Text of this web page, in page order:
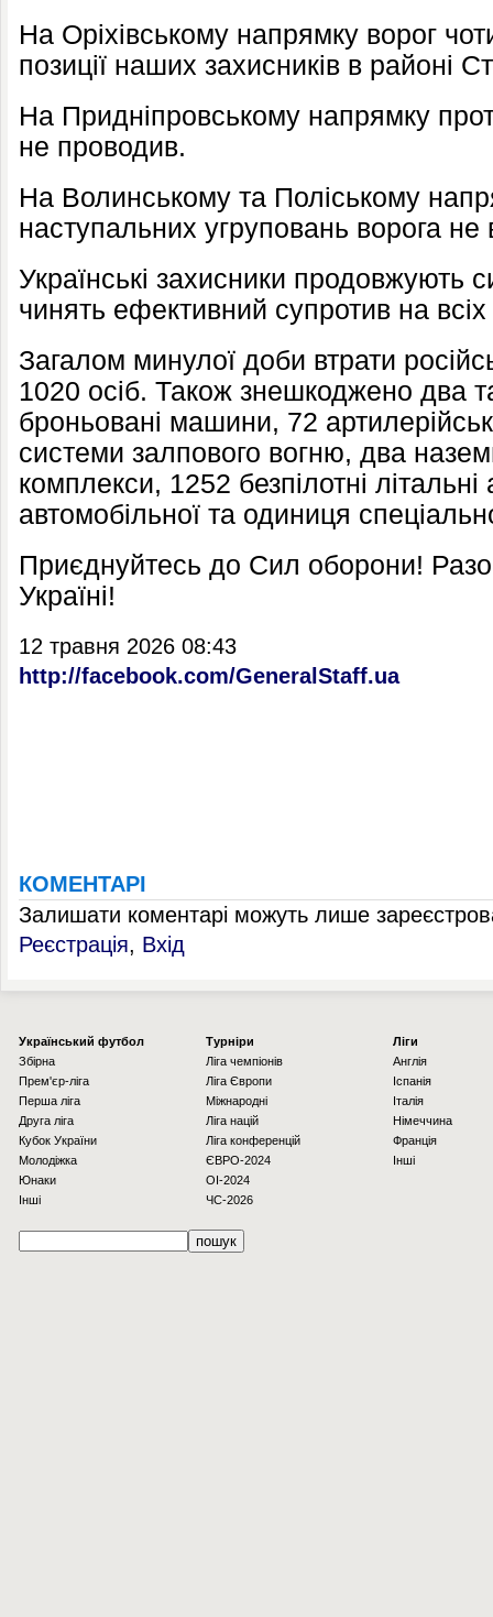
На Оріхівському напрямку ворог
позиції наших захисників в районі
На Придніпровському напрямку
не проводив.
На Волинському та Поліському
наступальних угруповань ворога не
Українські захисники продовжують
чинять ефективний супротив на
Загалом минулої доби втрати
1020 осіб. Також знешкоджено два
броньовані машини, 72
системи залпового вогню, два
комплекси, 1252 безпілотні
автомобільної та одиниця
Приєднуйтесь до Сил оборони!
Україні!
12 травня 2026 08:43
http://facebook.com/GeneralStaff.ua
КОМЕНТАРІ
Залишати коментарі можуть лише
Реєстрація, Вхід
Українcький футбол
Збірна
Прем'єр-ліга
Перша ліга
Друга ліга
Кубок України
Молодіжка
Юнаки
Інші
Турніри
Ліга чемпіонів
Ліга Європи
Міжнародні
Ліга націй
Ліга конференцій
ЄВРО-2024
OI-2024
ЧС-2026
Ліги
Англія
Іспанія
Італія
Німеччина
Франція
Інші